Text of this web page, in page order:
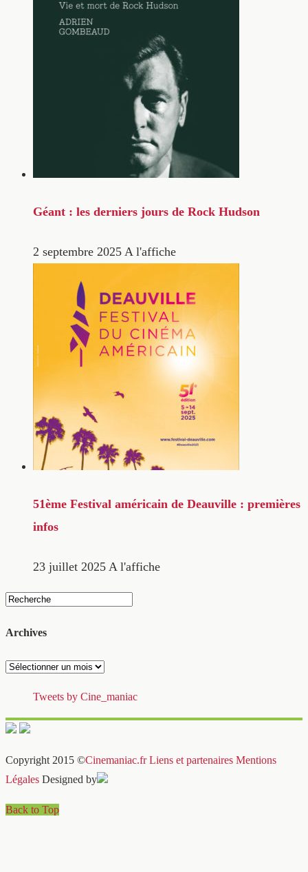
Géant : les derniers jours de Rock Hudson
2 septembre 2025 A l'affiche
51ème Festival américain de Deauville : premières
infos
23 juillet 2025 A l'affiche
Archives
Archives
Tweets by Cine_maniac
Copyright 2015 ©Cinemaniac.fr Liens et partenaires Mentions
Légales Designed by
Back to Top